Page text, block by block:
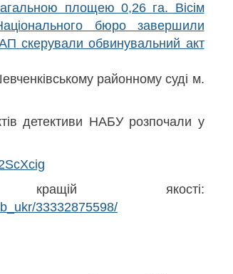
площею 0,26 га. Вісім
бюро завершили
скерували обвинувальний акт
районному суді м.
детективи НАБУ розпочали у
якості:
33332875598/